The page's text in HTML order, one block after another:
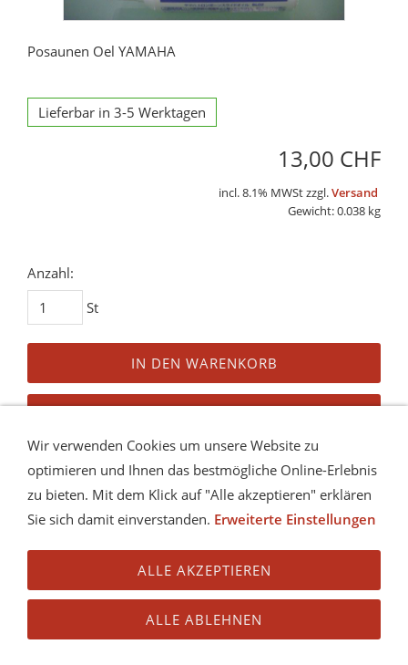
Posaunen Oel YAMAHA
Lieferbar in 3-5 Werktagen
13,00 CHF
incl. 8.1% MWSt zzgl.Versand
Gewicht: 0.038 kg
Anzahl:
St
IN DEN WARENKORB
Preis in anderen Währungen
IMPRESSUM AGB VERSAND
DATENSCHUTZ
Wir verwenden Cookies um unsere Website zu
optimieren und Ihnen das bestmögliche Online-Erlebnis
zu bieten. Mit dem Klick auf "Alle akzeptieren" erklären
Sie sich damit einverstanden. Erweiterte Einstellungen
ALLE AKZEPTIEREN
ALLE ABLEHNEN